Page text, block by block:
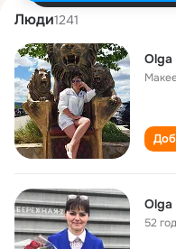
Люди1241
Olga
Olga
52